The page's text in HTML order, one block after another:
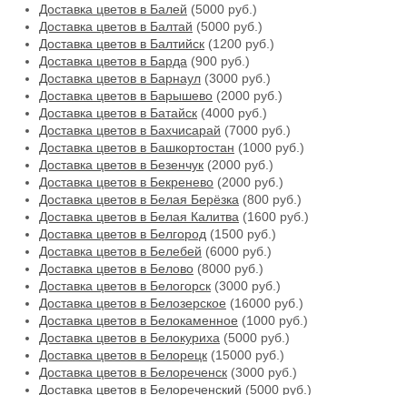
Доставка цветов в Балей (5000 руб.)
Доставка цветов в Балтай (5000 руб.)
Доставка цветов в Балтийск (1200 руб.)
Доставка цветов в Барда (900 руб.)
Доставка цветов в Барнаул (3000 руб.)
Доставка цветов в Барышево (2000 руб.)
Доставка цветов в Батайск (4000 руб.)
Доставка цветов в Бахчисарай (7000 руб.)
Доставка цветов в Башкортостан (1000 руб.)
Доставка цветов в Безенчук (2000 руб.)
Доставка цветов в Бекренево (2000 руб.)
Доставка цветов в Белая Берёзка (800 руб.)
Доставка цветов в Белая Калитва (1600 руб.)
Доставка цветов в Белгород (1500 руб.)
Доставка цветов в Белебей (6000 руб.)
Доставка цветов в Белово (8000 руб.)
Доставка цветов в Белогорск (3000 руб.)
Доставка цветов в Белозерское (16000 руб.)
Доставка цветов в Белокаменное (1000 руб.)
Доставка цветов в Белокуриха (5000 руб.)
Доставка цветов в Белорецк (15000 руб.)
Доставка цветов в Белореченск (3000 руб.)
Доставка цветов в Белореченский (5000 руб.)